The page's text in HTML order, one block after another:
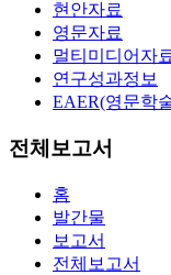
현안자료
영문자료
멀티미디어자
연구성과정보
EAER(영문학
전체보고서
홈
발간물
보고서
전체보고서